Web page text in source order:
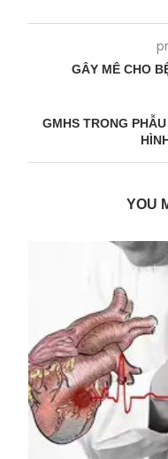
GÂY MÊ CHO
GMHS TRONG
YOU